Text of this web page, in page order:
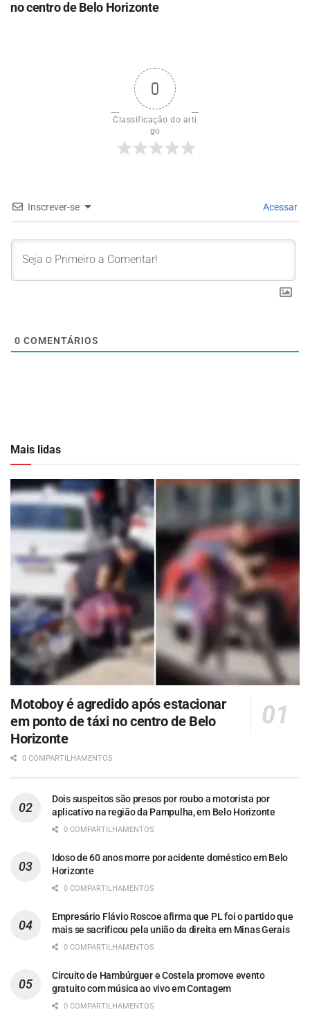
no centro de Belo Horizonte
0
Classificação do arti
go
Inscrever-se Acessar
0 COMENTÁRIOS
Mais lidas
Motoboy é agredido após estacionar
em ponto de táxi no centro de Belo
Horizonte
0 COMPARTILHAMENTOS
Dois suspeitos são presos por roubo a motorista por
aplicativo na região da Pampulha, em Belo Horizonte
0 COMPARTILHAMENTOS
Idoso de 60 anos morre por acidente doméstico em Belo
Horizonte
0 COMPARTILHAMENTOS
Empresário Flávio Roscoe afirma que PL foi o partido que
mais se sacrificou pela união da direita em Minas Gerais
0 COMPARTILHAMENTOS
Circuito de Hambúrguer e Costela promove evento
gratuito com música ao vivo em Contagem
0 COMPARTILHAMENTOS